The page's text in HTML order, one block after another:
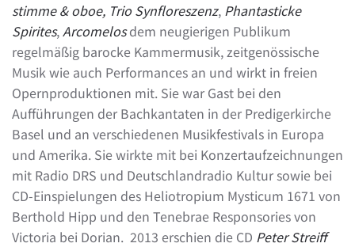
stimme & oboe, Trio Synfloreszenz, Phantasticke
Spirites,Arcomelosdem neugierigen Publikum
regelmäßig barocke Kammermusik, zeitgenössische
Musik wie auch Performances an und wirkt in freien
Opernproduktionen mit. Sie war Gast bei den
Aufführungen der Bachkantaten in der Predigerkirche
Basel und an verschiedenen Musikfestivals in Europa
und Amerika. Sie wirkte mit bei Konzertaufzeichnungen
mit Radio DRS und Deutschlandradio Kultur sowie bei
CD-Einspielungen des Heliotropium Mysticum 1671 von
Berthold Hipp und den Tenebrae Responsories von
Victoria bei Dorian. 2013 erschien die CD Peter Streiff